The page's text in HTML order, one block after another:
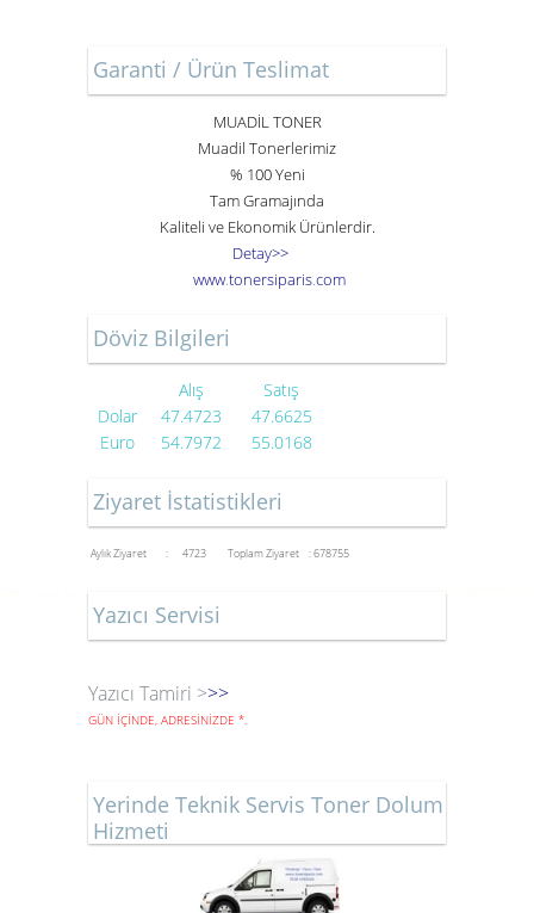
Garanti / Ürün Teslimat
MUADİL TONER
Muadil Tonerlerimiz
% 100 Yeni
Tam Gramajında
Kaliteli ve Ekonomik Ürünlerdir.
Detay>>
www.tonersiparis.com
Döviz Bilgileri
Alış
Satış
Dolar
47.4723
47.6625
Euro
54.7972 55.0168
Ziyaret İstatistikleri
Aylık Ziyaret : 4723 Toplam Ziyaret : 678755
Yazıcı Servisi
Yazıcı Tamiri >>>
GÜN İÇİNDE, ADRESİNİZDE *.
Yerinde Teknik Servis Toner Dolum
Hizmeti